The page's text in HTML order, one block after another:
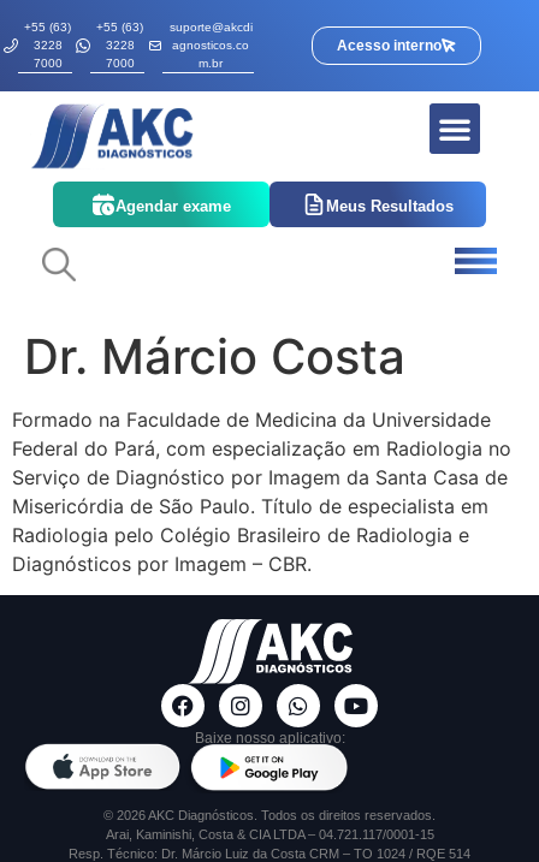
+55 (63)
3228
7000
+55 (63)
3228
7000
suporte@akcdi
agnosticos.co
m.br
Acesso interno
Agendar exame Meus Resultados
Dr. Márcio Costa
Formado na Faculdade de Medicina da Universidade
Federal do Pará, com especialização em Radiologia no
Serviço de Diagnóstico por Imagem da Santa Casa de
Misericórdia de São Paulo. Título de especialista em
Radiologia pelo Colégio Brasileiro de Radiologia e
Diagnósticos por Imagem – CBR.
Baixe nosso aplicativo:
© 2026 AKC Diagnósticos. Todos os direitos reservados.
Arai, Kaminishi, Costa & CIA LTDA – 04.721.117/0001-15
Resp. Técnico: Dr. Márcio Luiz da Costa CRM – TO 1024 / RQE 514